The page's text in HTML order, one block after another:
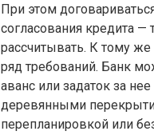
При этом
согласования кредита
рассчитывать. К тому
ряд требований. Банк
аванс или задаток за
деревянными
перепланировкой или